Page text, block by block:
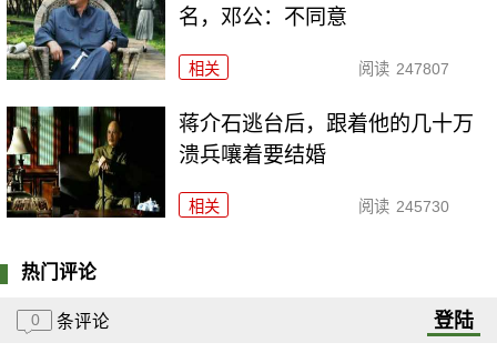
名，邓公：不同意
相关 阅读 247807
蒋介石逃台后，跟着他的几十万
溃兵嚷着要结婚
相关 阅读 245730
热门评论
0 条评论 登陆